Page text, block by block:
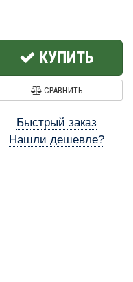
КУПИТЬ
СРАВНИТЬ
Быстрый заказ
Нашли дешевле?